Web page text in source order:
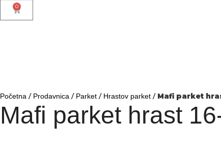
0
Početna / Prodavnica / Parket / Hrastov parket / Mafi parket
Mafi parket hrast